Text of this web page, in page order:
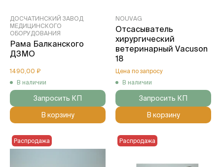
ДОСЧАТИНСКИЙ ЗАВОД
МЕДИЦИНСКОГО
ОБОРУДОВАНИЯ
Рама Балканского
ДЗМО
1490,00 ₽
В наличии
Запросить КП
В корзину
NOUVAG
Отсасыватель
хирургический
ветеринарный Vacuson
18
Цена по запросу
В наличии
Запросить КП
В корзину
Распродажа Распродажа